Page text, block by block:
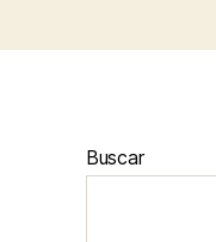
Buscar